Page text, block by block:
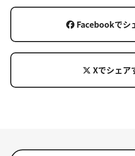
Facebookでシ
Xでシェア